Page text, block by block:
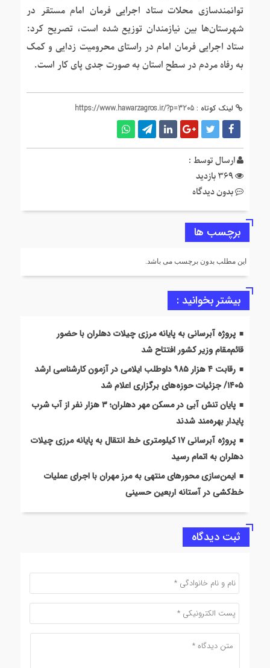
توانمندسازی محلات ستاد اجرایی فرمان امام مستقر در
شهرستان‌ها بین نیازمندان توزیع شده است، تصریح کرد:
ستاد اجرایی فرمان امام در راستای محرومیت زدایی و کمک
به رفاه مردم در سطح استان به صورت جدی پای کار است.
لینک کوتاه : https://www.hawarzagros.ir/?p=3205
ارسال توسط :
بدون دیدگاه
برچسب ها
این مطلب بدون برچسب می باشد.
بیشتر بخوانید :
پروژه آبرسانی به پایانه مرزی چیلات دهلران با حضور
قائم‌مقام وزیر کشور افتتاح شد
رقابت ۴ هزار ۹۸۵ داوطلب ایلامی در آزمون کارشناسی ارشد
۱۴۰۵/ جزئیات حوزه‌های برگزاری اعلام شد
پایان تنش آبی در مسکن مهر دهلران؛ ۳ هزار نفر از آب شرب
پایدار بهره‌مند شدند
پروژه آبرسانی ۱۷ کیلومتری خط انتقال به پایانه مرزی چیلات
دهلران به اتمام رسید
ایمن‌سازی محورهای منتهی به مرز مهران با اجرای عملیات
خط‌کشی در آستانه اربعین حسینی
ثبت دیدگاه